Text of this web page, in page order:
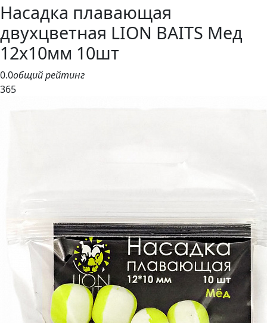
Насадка плавающая
двухцветная LION BAITS Мед
12х10мм 10шт
0.0общий рейтинг
365